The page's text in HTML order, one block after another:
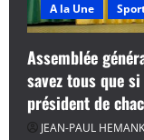
A la Une
Assemblée
savez tous que
président de
JEAN-PAUL